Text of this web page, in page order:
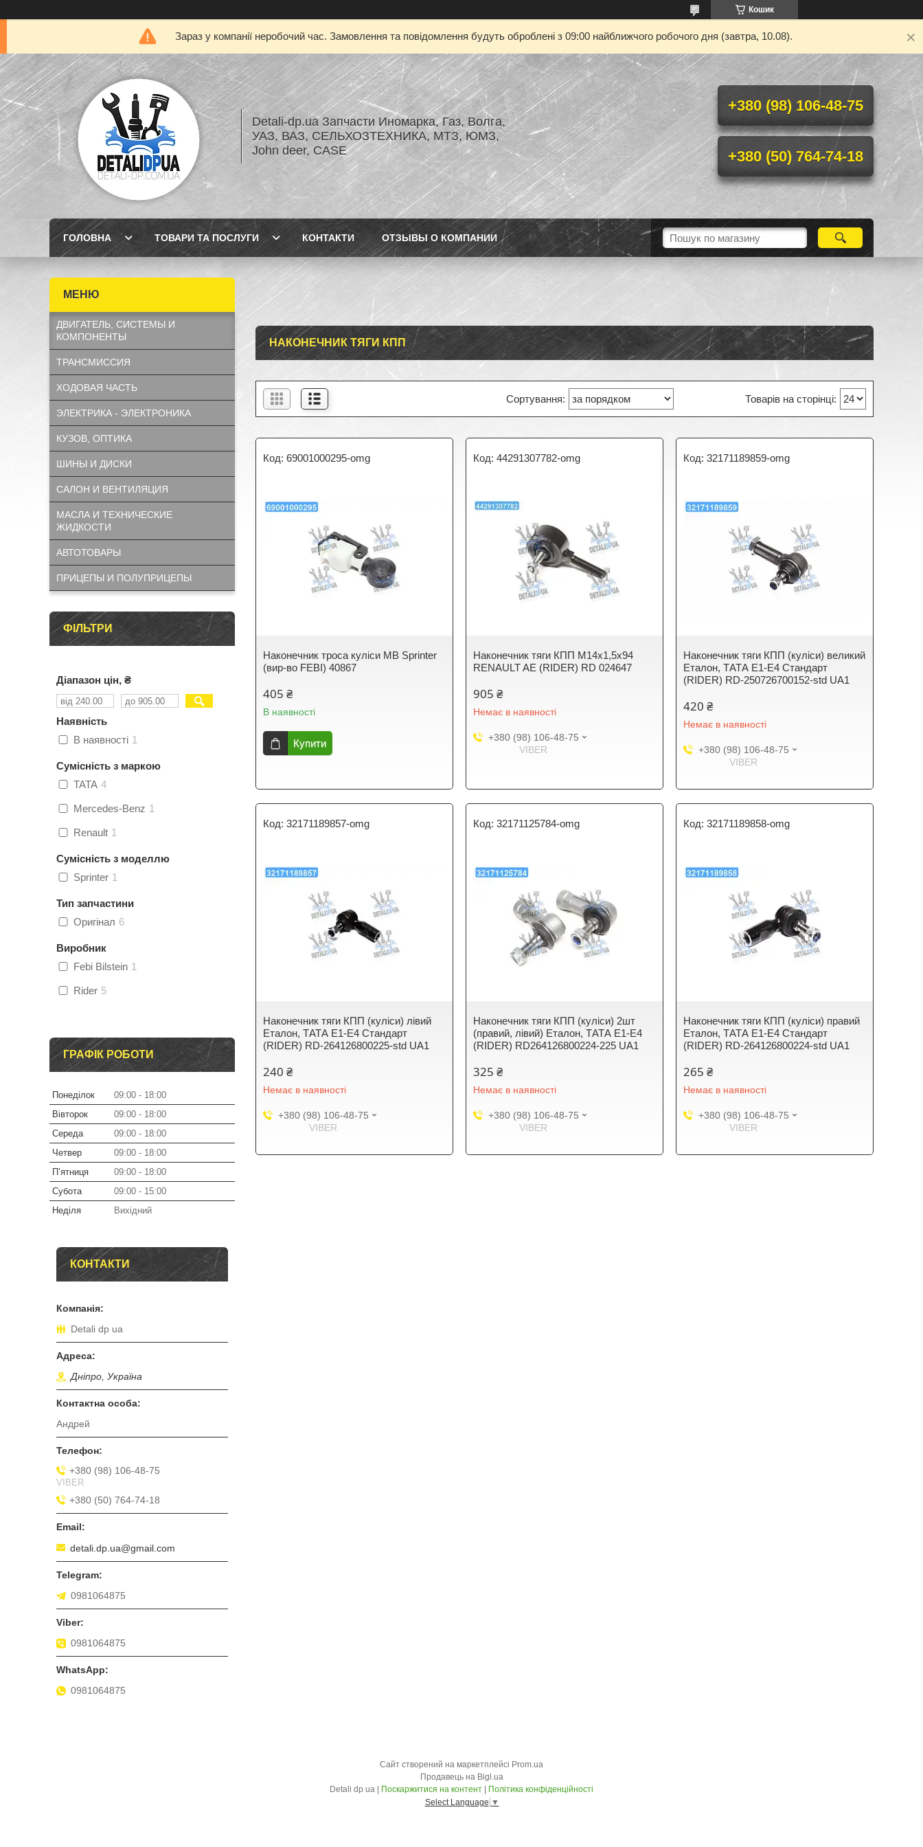
Кошик
Зараз у компанії неробочий час. Замовлення та повідомлення будуть оброблені з 09:00 найближчого робочого дня (завтра, 10.08).
Detali-dp.ua Запчасти Иномарка, Газ, Волга,
УАЗ, ВАЗ, СЕЛЬХОЗТЕХНИКА, МТЗ, ЮМЗ,
John deer, CASE
+380 (98) 106-48-75
+380 (50) 764-74-18
ГОЛОВНА ТОВАРИ ТА ПОСЛУГИ КОНТАКТИ ОТЗЫВЫ О КОМПАНИИ
НАКОНЕЧНИК ТЯГИ КПП
69001000295-omg
Наконечник троса куліси MB Sprinter
(вир-во FEBI) 40867
405 ₴
В наявності
Купити
44291307782-omg
Наконечник тяги КПП M14x1,5х94
RENAULT AE (RIDER) RD 024647
905 ₴
Немає в наявності
+380 (98) 106-48-75
VIBER
32171189859-omg
Наконечник тяги КПП (куліси) великий
Еталон, ТАТА Е1-Е4 Стандарт
(RIDER) RD-250726700152-std UA1
420 ₴
Немає в наявності
+380 (98) 106-48-75
VIBER
32171189857-omg
Наконечник тяги КПП (куліси) лівий
Еталон, ТАТА Е1-Е4 Стандарт
(RIDER) RD-264126800225-std UA1
240 ₴
Немає в наявності
+380 (98) 106-48-75
VIBER
32171125784-omg
Наконечник тяги КПП (куліси) 2шт
(правий, лівий) Еталон, ТАТА Е1-Е4
(RIDER) RD264126800224-225 UA1
325 ₴
Немає в наявності
+380 (98) 106-48-75
VIBER
32171189858-omg
Наконечник тяги КПП (куліси) правий
Еталон, ТАТА Е1-Е4 Стандарт
(RIDER) RD-264126800224-std UA1
265 ₴
Немає в наявності
+380 (98) 106-48-75
VIBER
ДВИГАТЕЛЬ, СИСТЕМЫ И
КОМПОНЕНТЫ
ТРАНСМИССИЯ
ХОДОВАЯ ЧАСТЬ
ЭЛЕКТРИКА - ЭЛЕКТРОНИКА
КУЗОВ, ОПТИКА
ШИНЫ И ДИСКИ
САЛОН И ВЕНТИЛЯЦИЯ
МАСЛА И ТЕХНИЧЕСКИЕ
ЖИДКОСТИ
АВТОТОВАРЫ
ПРИЦЕПЫ И ПОЛУПРИЦЕПЫ
ФІЛЬТРИ
Діапазон цін, ₴
Наявність
В наявності 1
Сумісність з маркою
TATA 4
Mercedes-Benz 1
Renault 1
Сумісність з моделлю
Sprinter 1
Тип запчастини
Оригінал 6
Виробник
Febi Bilstein 1
Rider 5
ГРАФІК РОБОТИ
Понеділок 09:00
18:00
Вівторок
09:00
18:00
Середа
09:00
18:00
Четвер
09:00
18:00
Пʼятниця
09:00
18:00
Субота
09:00
15:00
Неділя
Вихідний
КОНТАКТИ
Detali dp ua
Дніпро, Україна
Андрей
+380 (98) 106-48-75
VIBER
+380 (50) 764-74-18
detali.dp.ua@gmail.com
0981064875
0981064875
0981064875
Сайт створений на маркетплейсі Prom.ua
Продавець на Bigl.ua
Detali dp ua | Поскаржитися на контент | Політика конфіденційності
Select Language ▼